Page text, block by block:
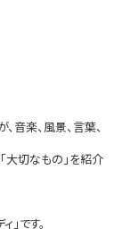
音楽、風景、言葉、
大切なもの」を紹介
です。